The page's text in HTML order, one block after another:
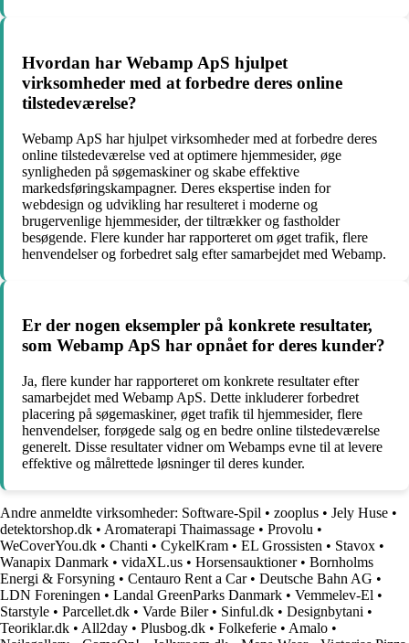
Hvordan har Webamp ApS hjulpet
virksomheder med at forbedre deres online
tilstedeværelse?
Webamp ApS har hjulpet virksomheder med at forbedre deres
online tilstedeværelse ved at optimere hjemmesider, øge
synligheden på søgemaskiner og skabe effektive
markedsføringskampagner. Deres ekspertise inden for
webdesign og udvikling har resulteret i moderne og
brugervenlige hjemmesider, der tiltrækker og fastholder
besøgende. Flere kunder har rapporteret om øget trafik, flere
henvendelser og forbedret salg efter samarbejdet med Webamp.
Er der nogen eksempler på konkrete resultater,
som Webamp ApS har opnået for deres kunder?
Ja, flere kunder har rapporteret om konkrete resultater efter
samarbejdet med Webamp ApS. Dette inkluderer forbedret
placering på søgemaskiner, øget trafik til hjemmesider, flere
henvendelser, forøgede salg og en bedre online tilstedeværelse
generelt. Disse resultater vidner om Webamps evne til at levere
effektive og målrettede løsninger til deres kunder.
Andre anmeldte virksomheder: Software-Spil • zooplus • Jely Huse •
detektorshop.dk • Aromaterapi Thaimassage • Provolu •
WeCoverYou.dk • Chanti • CykelKram • EL Grossisten • Stavox •
Wanapix Danmark • vidaXL.us • Horsensauktioner• Bornholms
Energi & Forsyning • Centauro Rent a Car• Deutsche Bahn AG •
LDN Foreningen • Landal GreenParks Danmark • Vemmelev-El •
Starstyle • Parcellet.dk • Varde Biler• Sinful.dk • Designbytani •
Teoriklar.dk • All2day • Plusbog.dk • Folkeferie • Amalo •